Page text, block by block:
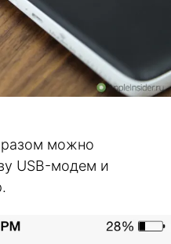
можно
USB-модем и